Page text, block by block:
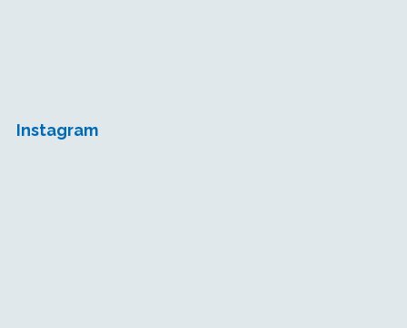
Instagram